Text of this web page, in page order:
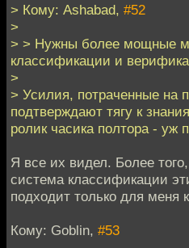
> Кому: Ashabad, #52
>
> > Нужны более мощные
классификации и
>
> Усилия, потраченные на
подтверждают тягу к
ролик часика полтора -
Я все их видел. Более
система классификации
подходит только для меня
Кому: Goblin, #53